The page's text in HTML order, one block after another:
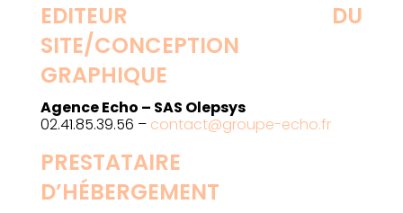
EDITEUR DU
SITE/CONCEPTION
GRAPHIQUE
Agence Echo – SAS Olepsys
02.41.85.39.56 – contact@groupe-echo.fr
PRESTATAIRE
D’HÉBERGEMENT